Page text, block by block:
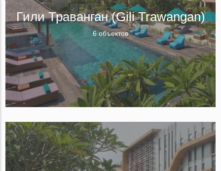
Гили Траванган (Gili Trawangan)
6 объектов